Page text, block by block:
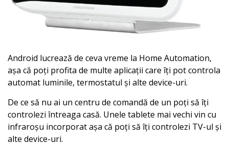
Android lucrează de ceva vreme la Home Automation,
așa că poți profita de multe aplicații care îți pot controla
automat luminile, termostatul și alte device-uri.
De ce să nu ai un centru de comandă de un poți să îți
controlezi întreaga casă. Unele tablete mai vechi vin cu
infraroșu incorporat așa că poți să îți controlezi TV-ul și
alte device-uri.